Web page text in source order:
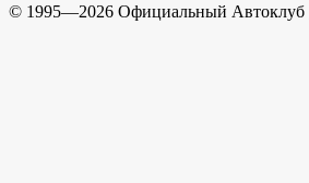
© 1995—2026 Официальный Автоклуб